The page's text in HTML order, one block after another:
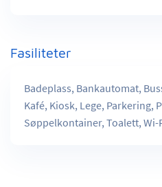
Fasiliteter
Badeplass, Bankautomat,
Kafé, Kiosk, Lege, Parkering,
Søppelkontainer, Toalett, Wi-